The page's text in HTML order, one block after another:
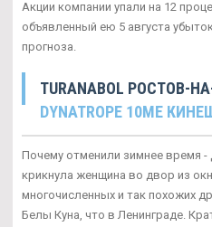
Акции компании упали на 12
объявленный ею 5 августа
прогноза.
TURANABOL РОСТОВ-
DYNATROPE 10ME
Почему отменили зимнее время
крикнула женщина во двор из
многочисленных и так похожих
Белы Куна, что в Ленинграде.